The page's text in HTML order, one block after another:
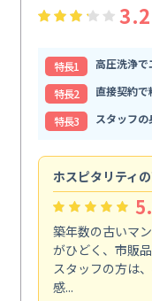
3.2
特⻑1
高圧洗浄で
特⻑2
直接契約
特⻑3
スタッフ
ホスピタリティ
築年数の古いマ
がひどく、市販
スタッフの方は
感...